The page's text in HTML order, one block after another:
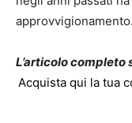
approvvigionamento.
L’articolo completo
Acquista qui la tua